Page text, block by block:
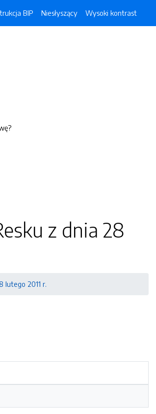
BIP Niesłyszący Wysoki kontrast
z dnia 28
lutego 2011 r.